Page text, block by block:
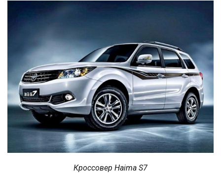
Кроссовер Haima S7